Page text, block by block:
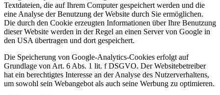
Textdateien, die auf Ihrem Computer gespeichert werden und die
eine Analyse der Benutzung der Website durch Sie ermöglichen.
Die durch den Cookie erzeugten Informationen über Ihre Benutzung
dieser Website werden in der Regel an einen Server von Google in
den USA übertragen und dort gespeichert.
Die Speicherung von Google-Analytics-Cookies erfolgt auf
Grundlage von Art. 6 Abs. 1 lit. f DSGVO. Der Websitebetreiber
hat ein berechtigtes Interesse an der Analyse des Nutzerverhaltens,
um sowohl sein Webangebot als auch seine Werbung zu optimieren.